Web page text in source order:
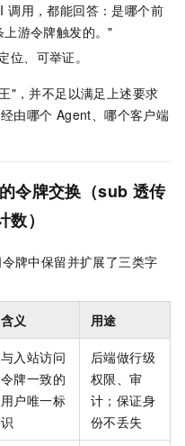
调用，都能回答：是哪个前
游令牌触发的。"
位、可举证。
"，并不足以满足上述要求
由哪个 Agent、哪个客户端
令牌交换（sub 透传
）
牌中保留并扩展了三类字
含义 用途
与入站访问
令牌一致的
用户唯一标
识
后端做行级
权限、审
计；保证身
份不丢失